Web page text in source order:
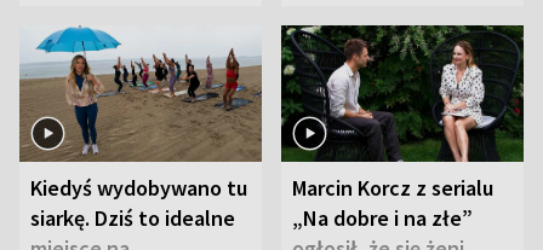
Kiedyś wydobywano tu
siarkę. Dziś to idealne
Marcin Korcz z serialu
„Na dobre i na złe”